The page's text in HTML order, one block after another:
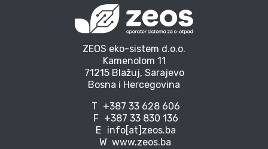
ZEOS eko-sistem d.o.o.
Kamenolom 11
71215 Blažuj, Sarajevo
Bosna i Hercegovina
T +387 33 628 606
F +387 33 830 136
E info[at]zeos.ba
W www.zeos.ba